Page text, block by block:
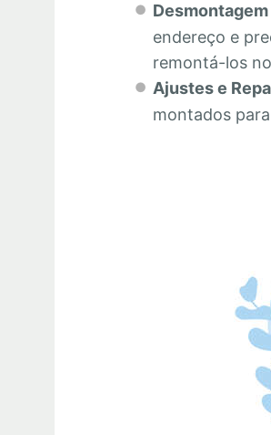
endereço e
remontá-los
Ajustes e
montados